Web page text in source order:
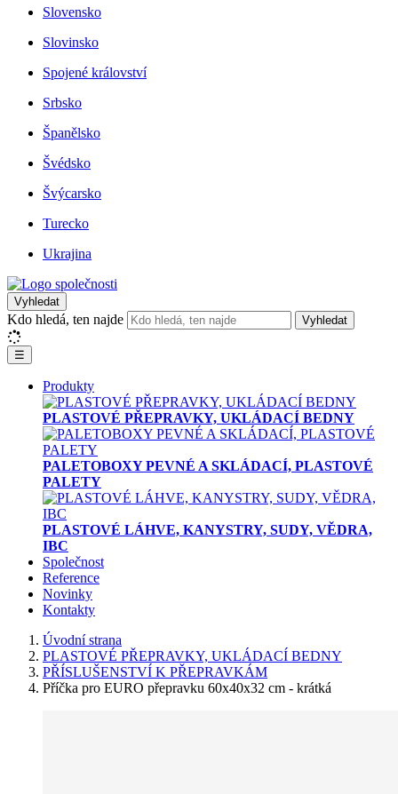
Slovensko
Slovinsko
Spojené království
Srbsko
Španělsko
Švédsko
Švýcarsko
Turecko
Ukrajina
Vyhledat
Kdo hledá, ten najde Vyhledat
☰
Produkty
PLASTOVÉ PŘEPRAVKY, UKLÁDACÍ BEDNY
PALETOBOXY PEVNÉ A SKLÁDACÍ, PLASTOVÉ
PALETY
PLASTOVÉ LÁHVE, KANYSTRY, SUDY, VĚDRA,
IBC
Společnost
Reference
Novinky
Kontakty
Úvodní strana
PLASTOVÉ PŘEPRAVKY, UKLÁDACÍ BEDNY
PŘÍSLUŠENSTVÍ K PŘEPRAVKÁM
Příčka pro EURO přepravku 60x40x32 cm - krátká